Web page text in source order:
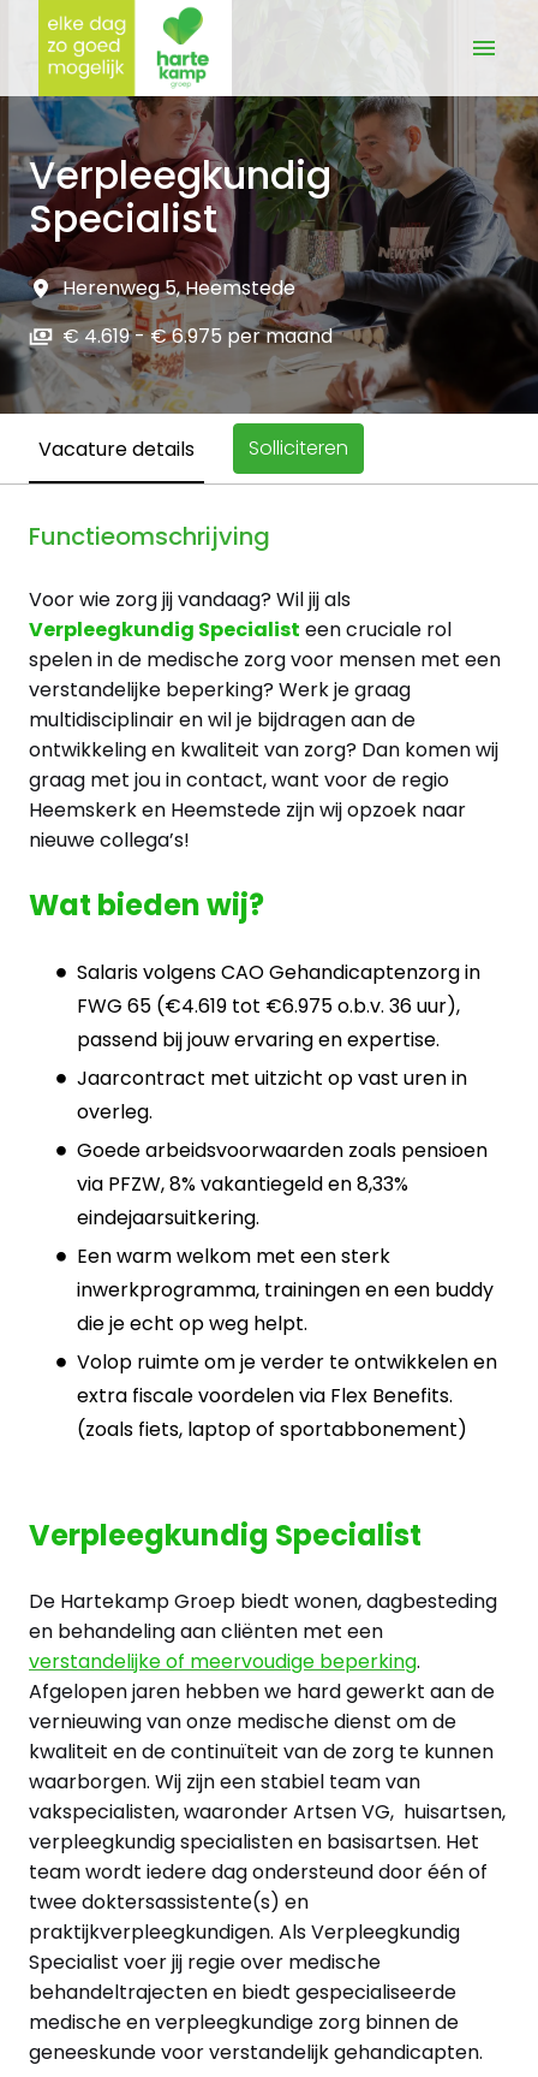
Overslaan
contentHomepagina
Verpleegkundig
Specialist
Herenweg 5,Heemstede
€ 4.619 - € 6.975 per maand
Vacature details Solliciteren
Functieomschrijving
Voor wie zorg jij vandaag? Wil jij als
Verpleegkundig Specialist een cruciale rol
spelen in de medische zorg voor mensen met een
verstandelijke beperking? Werk je graag
multidisciplinair en wil je bijdragen aan de
ontwikkeling en kwaliteit van zorg? Dan komen wij
graag met jou in contact, want voor de regio
Heemskerk en Heemstede zijn wij opzoek naar
nieuwe collega’s!
Wat bieden wij?
Salaris volgens CAO Gehandicaptenzorg in
FWG 65 (€4.619 tot €6.975 o.b.v. 36 uur),
passend bij jouw ervaring en expertise.
Jaarcontract met uitzicht op vast uren in
overleg.
Goede arbeidsvoorwaarden zoals pensioen
via PFZW, 8% vakantiegeld en 8,33%
eindejaarsuitkering.
Een warm welkom met een sterk
inwerkprogramma, trainingen en een buddy
die je echt op weg helpt.
Volop ruimte om je verder te ontwikkelen en
extra fiscale voordelen via Flex Benefits.
(zoals fiets, laptop of sportabbonement)
Verpleegkundig Specialist
De Hartekamp Groep biedt wonen, dagbesteding
en behandeling aan cliënten met een
verstandelijke of meervoudige beperking.
Afgelopen jaren hebben we hard gewerkt aan de
vernieuwing van onze medische dienst om de
kwaliteit en de continuïteit van de zorg te kunnen
waarborgen. Wij zijn een stabiel team van
vakspecialisten, waaronder Artsen VG, huisartsen,
verpleegkundig specialisten en basisartsen. Het
team wordt iedere dag ondersteund door één of
twee doktersassistente(s) en
praktijkverpleegkundigen. Als Verpleegkundig
Specialist voer jij regie over medische
behandeltrajecten en biedt gespecialiseerde
medische en verpleegkundige zorg binnen de
geneeskunde voor verstandelijk gehandicapten.